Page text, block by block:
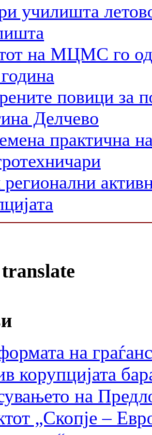
училишта
на МЦМС го
повици за
Делчево
практична
на
корупцијата
на
„Скопје –